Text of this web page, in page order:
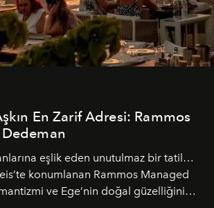
En Zarif Adresi: Rammos
eşlik eden unutulmaz bir tatil…
konumlanan Rammos Managed
ve Ege’nin doğal güzelliğini